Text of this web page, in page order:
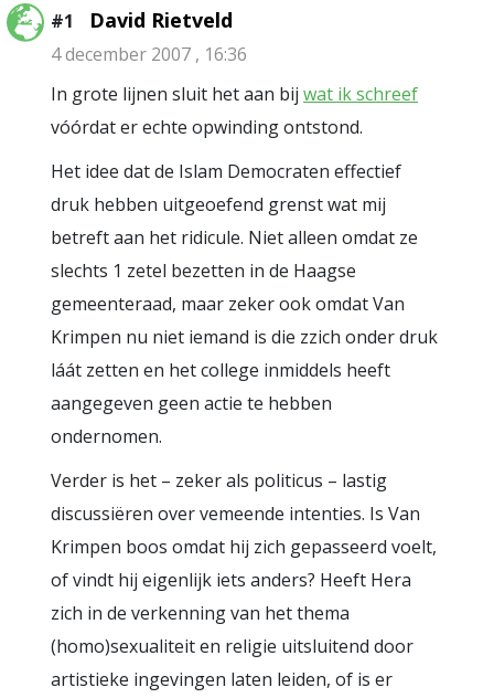
#1 David Rietveld
4 december 2007 , 16:36
In grote lijnen sluit het aan bij wat ik schreef
vóórdat er echte opwinding ontstond.
Het idee dat de Islam Democraten effectief
druk hebben uitgeoefend grenst wat mij
betreft aan het ridicule. Niet alleen omdat ze
slechts 1 zetel bezetten in de Haagse
gemeenteraad, maar zeker ook omdat Van
Krimpen nu niet iemand is die zzich onder druk
láát zetten en het college inmiddels heeft
aangegeven geen actie te hebben
ondernomen.
Verder is het – zeker als politicus – lastig
discussiëren over vemeende intenties. Is Van
Krimpen boos omdat hij zich gepasseerd voelt,
of vindt hij eigenlijk iets anders? Heeft Hera
zich in de verkenning van het thema
(homo)sexualiteit en religie uitsluitend door
artistieke ingevingen laten leiden, of is er